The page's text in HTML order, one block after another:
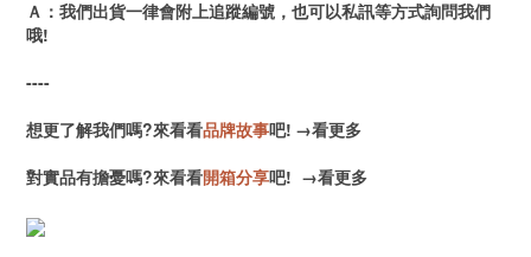
Ａ：我們出貨一律會附上追蹤編號，也可以私訊等方式詢問我們
哦!
----
想更了解我們嗎?來看看品牌故事吧! →看更多
對實品有擔憂嗎?來看看開箱分享吧! →看更多